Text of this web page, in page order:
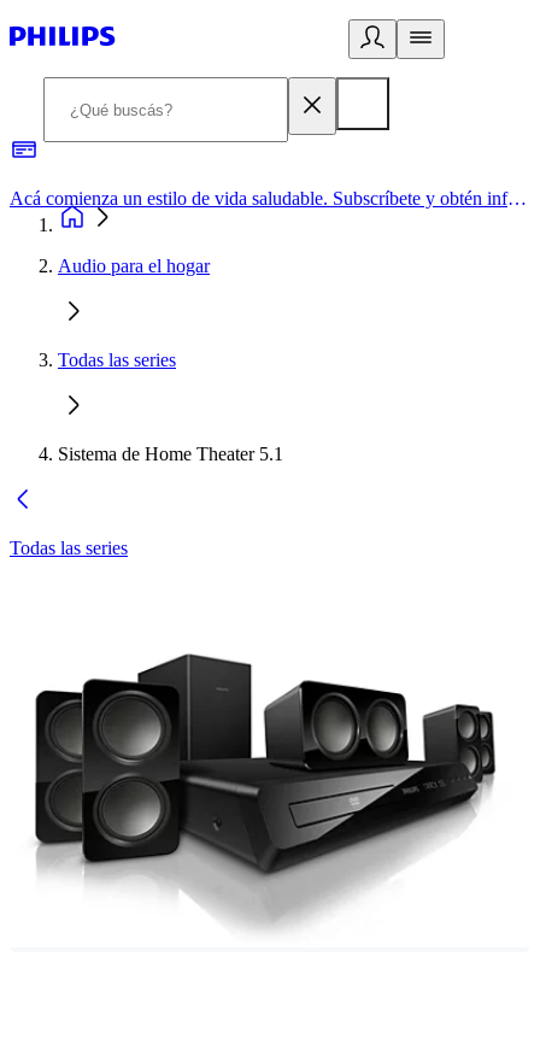
Acá comienza un estilo de vida saludable. Subscríbete y obtén información de primera mano
Audio para el hogar
Todas las series
Sistema de Home Theater 5.1
Todas las series